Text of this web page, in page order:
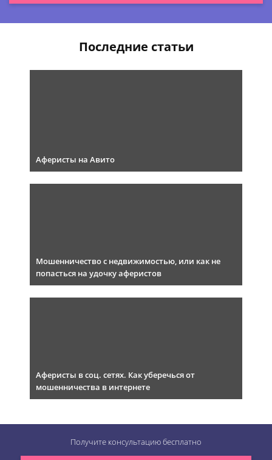
Последние статьи
Аферисты на Авито
Мошенничество с недвижимостью, или как не
попасться на удочку аферистов
Аферисты в соц. сетях. Как уберечься от
мошенничества в интернете
Получите консультациюбесплатно